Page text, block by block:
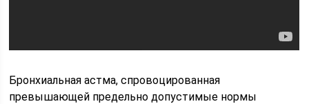
Бронхиальная астма, спровоцированная
превышающей предельно допустимые нормы